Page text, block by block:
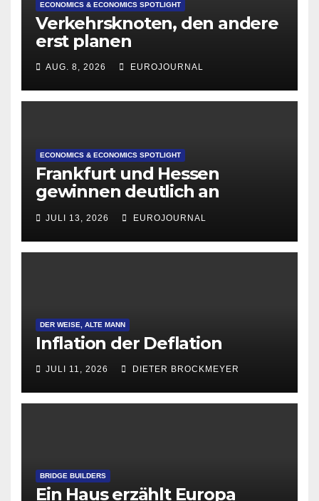
ECONOMICS & ECONOMICS SPOTLIGHT
Verkehrsknoten, den andere
erst planen
AUG. 8, 2026 EUROJOURNAL
ECONOMICS & ECONOMICS SPOTLIGHT
Frankfurt und Hessen
gewinnen deutlich an
Attraktivität für Startup-
Gründungen
JULI 13, 2026 EUROJOURNAL
DER WEISE, ALTE MANN
Inflation der Deflation
JULI 11, 2026 DIETER BROCKMEYER
BRIDGE BUILDERS
Ein Haus erzählt Europa